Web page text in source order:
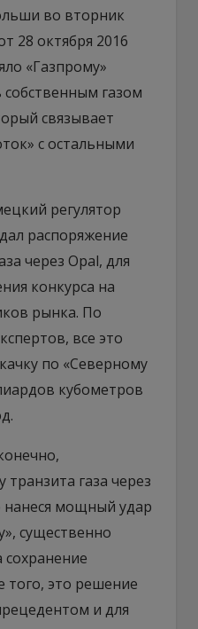
во вторник
28 октября 2016
«Газпрому»
газом
связывает
с остальными
регулятор
распоряжение
через Opal, для
конкурса на
рынка. По
все это
по «Северному
кубометров
транзита газа через
мощный удар
существенно
того, это решение
и для